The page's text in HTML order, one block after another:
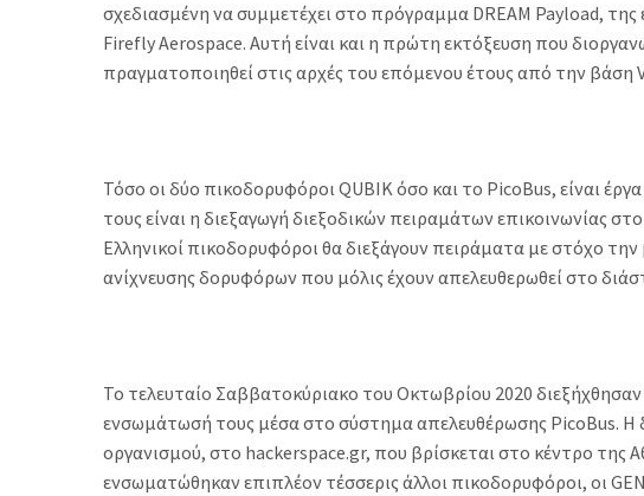
σχεδιασμένη να συμμετέχει στο πρόγραμμα DREAM Payload,
Firefly Aerospace. Αυτή είναι και η πρώτη εκτόξευση που
πραγματοποιηθεί στις αρχές του επόμενου έτους από την
Τόσο οι δύο πικοδορυφόροι QUBIK όσο και το PicoBus, είναι
τους είναι η διεξαγωγή διεξοδικών πειραμάτων επικοινωνίας
Ελληνικοί πικοδορυφόροι θα διεξάγουν πειράματα με στόχο
ανίχνευσης δορυφόρων που μόλις έχουν απελευθερωθεί στο
Το τελευταίο Σαββατοκύριακο του Οκτωβρίου 2020
ενσωμάτωσή τους μέσα στο σύστημα απελευθέρωσης PicoBus. H
οργανισμού, στο hackerspace.gr, που βρίσκεται στο κέντρο της
ενσωματώθηκαν επιπλέον τέσσερις άλλοι πικοδορυφόροι, οι